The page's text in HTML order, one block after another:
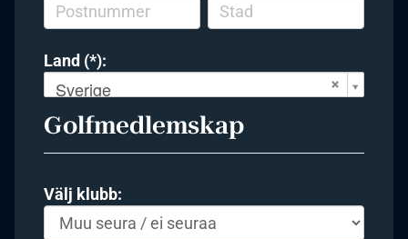
Land (*):
Sverige
Golfmedlemskap
Välj klubb: